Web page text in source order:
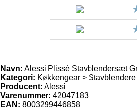
Navn: Alessi Plissé Stavblendersæt
Kategori: Køkkengear > Stavblendere
Producent: Alessi
Varenummer: 42047183
EAN: 8003299446858